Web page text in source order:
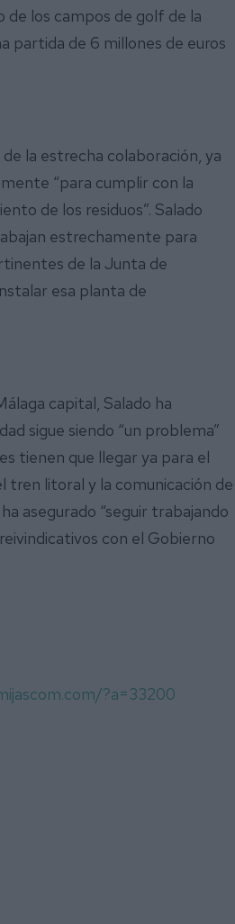
de los campos de golf de la
partida de 6 millones de euros
la estrecha colaboración, ya
“para cumplir con la
de los residuos”. Salado
estrechamente para
de la Junta de
esa planta de
capital, Salado ha
sigue siendo “un problema”
tienen que llegar ya para el
tren litoral y la comunicación de
asegurado “seguir trabajando
con el Gobierno
?a=33200